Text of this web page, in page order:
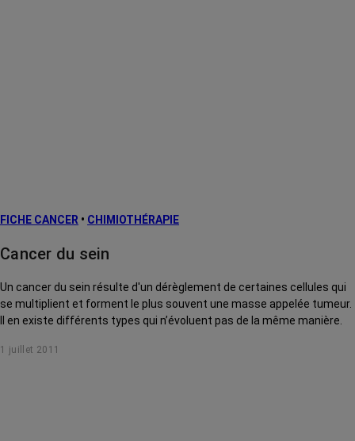
FICHE CANCER • CHIMIOTHÉRAPIE
Cancer du sein
Un cancer du sein résulte d'un dérèglement de certaines cellules qui
se multiplient et forment le plus souvent une masse appelée tumeur.
Il en existe différents types qui n’évoluent pas de la même manière.
1 juillet 2011